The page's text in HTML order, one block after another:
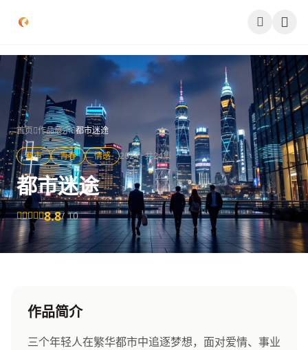
作品展示
签约演员
签约导演
合作伙伴
影迷互动
联系我们
首页 作品展示 都市迷途
都市 青春 情感 2024 · 共24集
都市迷途
8.8/ 10
作品简介
三个年轻人在繁华都市中追逐梦想，面对爱情、事业